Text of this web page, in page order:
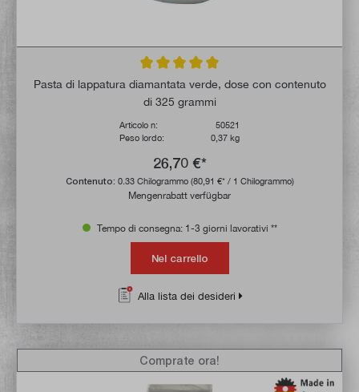
Valutazione media di 5 su 5 stelle
Pasta di lappatura diamantata verde, dose con contenuto
di 325 grammi
Articolo n:
50521
Peso lordo:
0,37 kg
26,70 €*
Contenuto: 0.33 Chilogrammo (80,91 €* / 1 Chilogrammo)
Mengenrabatt verfügbar
Tempo di consegna: 1-3 giorni lavorativi **
Nel carrello
Alla lista dei desideri
Comprate ora!